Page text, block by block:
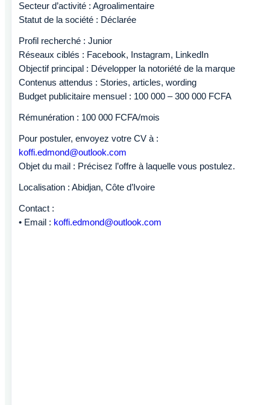
Secteur d’activité : Agroalimentaire
Statut de la société : Déclarée
Profil recherché : Junior
Réseaux ciblés : Facebook, Instagram, LinkedIn
Objectif principal : Développer la notoriété de la marque
Contenus attendus : Stories, articles, wording
Budget publicitaire mensuel : 100 000 – 300 000 FCFA
Rémunération : 100 000 FCFA/mois
Pour postuler, envoyez votre CV à :
koffi.edmond@outlook.com
Objet du mail : Précisez l’offre à laquelle vous postulez.
Localisation : Abidjan, Côte d’Ivoire
Contact :
• Email : koffi.edmond@outlook.com